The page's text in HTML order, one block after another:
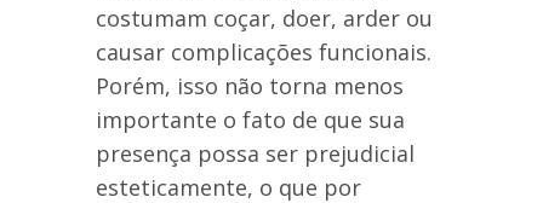
costumam coçar, doer, arder ou
causar complicações funcionais.
Porém, isso não torna menos
importante o fato de que sua
presença possa ser prejudicial
esteticamente, o que por